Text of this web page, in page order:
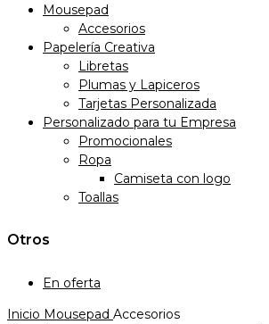
Mousepad
Accesorios
Papelería Creativa
Libretas
Plumas y Lapiceros
Tarjetas Personalizada
Personalizado para tu Empresa
Promocionales
Ropa
Camiseta con logo
Toallas
Otros
En oferta
Inicio Mousepad Accesorios